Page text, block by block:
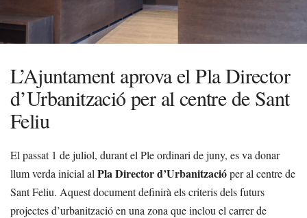
L’Ajuntament aprova el Pla Director
d’Urbanització per al centre de Sant
Feliu
El passat 1 de juliol, durant el Ple ordinari de juny, es va donar
llum verda inicial al Pla Director d’Urbanitzacióper al centre de
Sant Feliu. Aquest document definirà els criteris dels futurs
projectes d’urbanització en una zona que inclou el carrer de